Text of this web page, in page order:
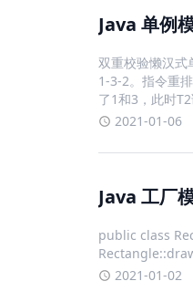
Java 单例
双重校验懒汉
1-3-2。指令重
了1和3，此时
2021-01-06
Java 工厂
public class
2021-01-02